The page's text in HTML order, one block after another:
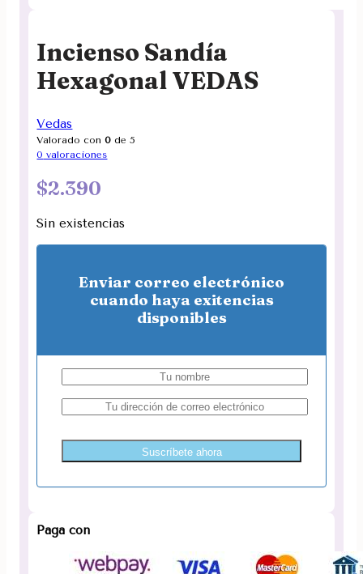
Incienso Sandía
Hexagonal VEDAS
Vedas
Valorado con0 de 5
0 valoraciones
$2.390
Sin existencias
Enviar correo electrónico
cuando haya exitencias
disponibles
Suscríbete ahora
Paga con